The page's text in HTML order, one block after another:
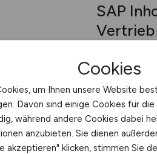
SAP
Vertrieb
Blick! Wir
Endoskopie.
Cookies
um Ihnen unsere Website
Davon sind einige Cookies für
während andere Cookies dabei
anzubieten. Sie dienen
akzeptieren" klicken, stimmen Sie